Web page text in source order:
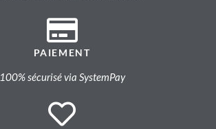
PAIEMENT
100% sécurisé via SystemPay